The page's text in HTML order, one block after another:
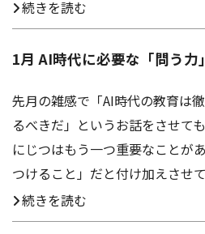
続きを読む
1月 AI時代に必要な「問う力
先月の雑感で「AI時代の教育は
るべきだ」というお話をさせて
にじつはもう一つ重要なことが
つけること」だと付け加えさせ
続きを読む